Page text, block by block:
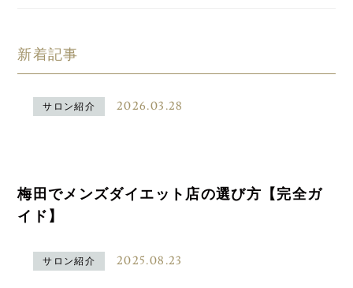
新着記事
サロン紹介 2026.03.28
梅田でメンズダイエット店の選び方【完全ガ
イド】
サロン紹介 2025.08.23